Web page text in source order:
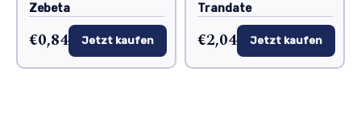
Zebeta
€0,84 Jetzt kaufen
Trandate
€2,04 Jetzt kaufen